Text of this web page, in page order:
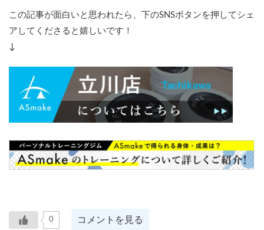
この記事が面白いと思われたら、下のSNSボタンを押してシェ
アしてくださると嬉しいです！
↓
0 コメントを見る